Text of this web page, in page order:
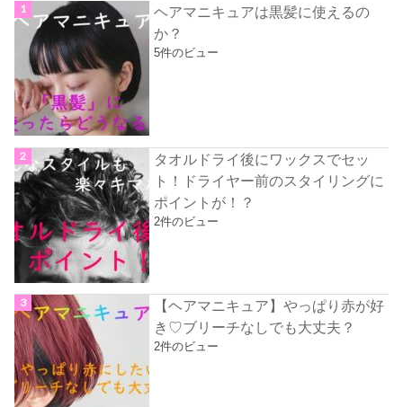
ヘアマニキュアは黒髪に使えるの
か？
5件のビュー
タオルドライ後にワックスでセッ
ト！ドライヤー前のスタイリングに
ポイントが！？
2件のビュー
【ヘアマニキュア】やっぱり赤が好
き♡ブリーチなしでも大丈夫？
2件のビュー